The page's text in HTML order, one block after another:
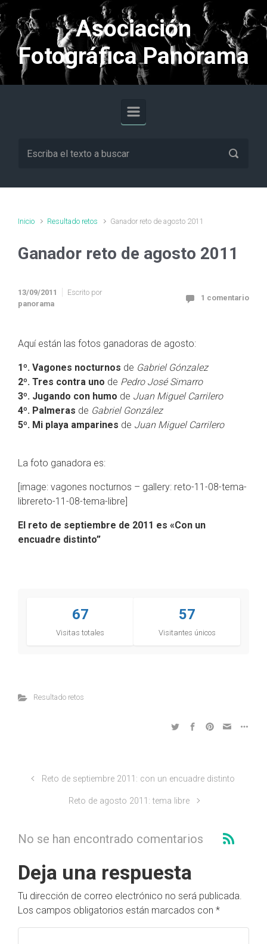
Saltar al contenido principal
Asociación
Fotográfica Panorama
Inicio Resultado retos Ganador reto de agosto 2011
Ganador reto de agosto 2011
13/09/2011
Escrito por
panorama
1 comentario
Aquí están las fotos ganadoras de agosto:
1º. Vagones nocturnos de Gabriel Gónzalez
2º. Tres contra uno de Pedro José Simarro
3º. Jugando con humo de Juan Miguel Carrilero
4º. Palmeras de Gabriel González
5º. Mi playa amparines de Juan Miguel Carrilero
La foto ganadora es:
[image: vagones nocturnos – gallery: reto-11-08-tema-
librereto-11-08-tema-libre]
El reto de septiembre de 2011 es «Con un
encuadre distinto”
67
Visitas totales
57
Visitantes únicos
Resultado retos
Reto de septiembre 2011: con un encuadre distinto
Reto de agosto 2011: tema libre
No se han encontrado comentarios
Deja una respuesta
Tu dirección de correo electrónico no será publicada.
Los campos obligatorios están marcados con *